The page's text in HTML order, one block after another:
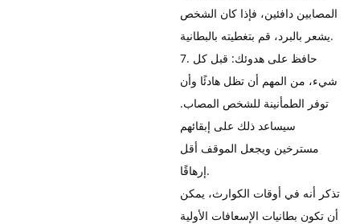
المصابين دافئين، فإذا كان الشخص
يشعر بالبرد، قم بتغطيته بالبطانية.
7. حافظ على هدوئك: قبل كل
شيء، من المهم أن تظل هادئًا وأن
توفر الطمأنينة للشخص المصاب.
سيساعد ذلك على إبقائهم
مسترخين ويجعل الموقف أقل
إرهاقًا.
تذكر أنه في أوقات الكوارث، يمكن
أن تكون بطانيات الإسعافات الأولية